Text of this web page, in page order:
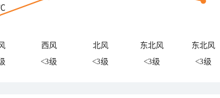
西风 北风 东北风
东北风
<3级 <3级 <3级 <3级